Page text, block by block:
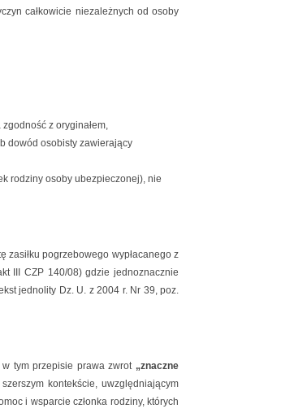
całkowicie niezależnych od osoby
z oryginałem,
dowód osobisty zawierający
rodziny osoby ubezpieczonej), nie
zasiłku pogrzebowego wypłacanego z
III CZP 140/08) gdzie jednoznacznie
jednolity Dz. U. z 2004 r. Nr 39, poz.
tym przepisie prawa zwrot „znaczne
kontekście, uwzględniającym
i wsparcie członka rodziny, których